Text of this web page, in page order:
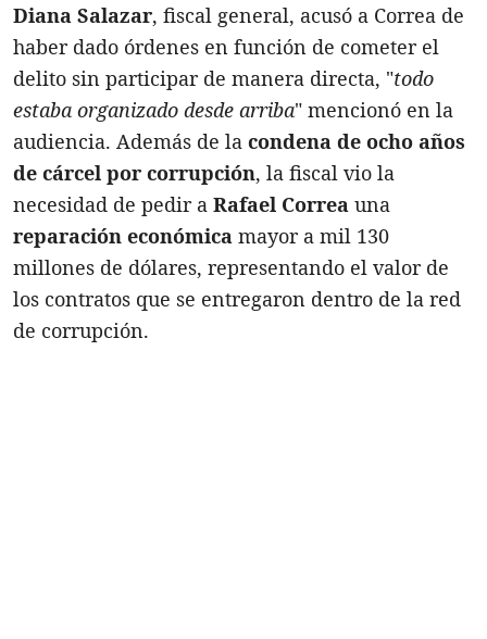
Diana Salazar, fiscal general, acusó a Correa de
haber dado órdenes en función de cometer el
delito sin participar de manera directa, "todo
estaba organizado desde arriba" mencionó en la
audiencia. Además de la condena de ocho años
de cárcel por corrupción, la fiscal vio la
necesidad de pedir a Rafael Correa una
reparación económica mayor a mil 130
millones de dólares, representando el valor de
los contratos que se entregaron dentro de la red
de corrupción.